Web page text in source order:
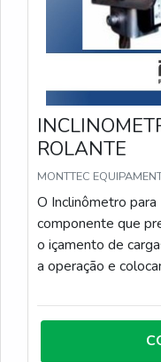
ROLANTE
MONTTEC
O Inclinômetro
componente que
o içamento de
a operação e
segurança e o bom
equipamento.A
em equipamentos